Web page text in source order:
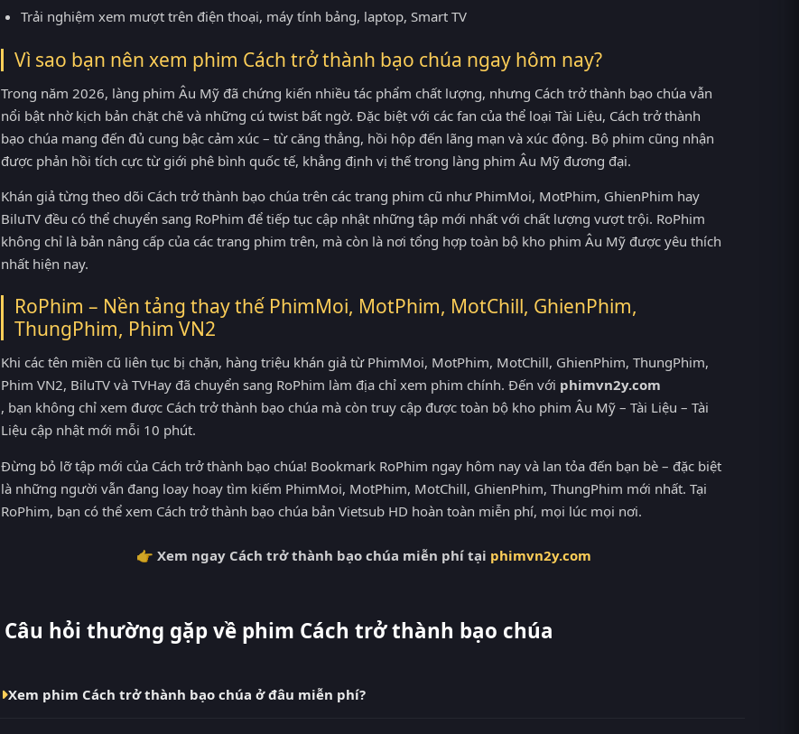
Trải nghiệm xem mượt trên điện thoại, máy tính bảng, laptop, Smart TV
Vì sao bạn nên xem phim Cách trở thành bạo chúa ngay hôm nay?
Trong năm 2026, làng phim Âu Mỹ đã chứng kiến nhiều tác phẩm chất lượng, nhưng Cách trở thành bạo chúa vẫn
nổi bật nhờ kịch bản chặt chẽ và những cú twist bất ngờ. Đặc biệt với các fan của thể loại Tài Liệu, Cách trở thành
bạo chúa mang đến đủ cung bậc cảm xúc – từ căng thẳng, hồi hộp đến lãng mạn và xúc động. Bộ phim cũng nhận
được phản hồi tích cực từ giới phê bình quốc tế, khẳng định vị thế trong làng phim Âu Mỹ đương đại.
Khán giả từng theo dõi Cách trở thành bạo chúa trên các trang phim cũ như PhimMoi, MotPhim, GhienPhim hay
BiluTV đều có thể chuyển sang RoPhim để tiếp tục cập nhật những tập mới nhất với chất lượng vượt trội. RoPhim
không chỉ là bản nâng cấp của các trang phim trên, mà còn là nơi tổng hợp toàn bộ kho phim Âu Mỹ được yêu thích
nhất hiện nay.
RoPhim – Nền tảng thay thế PhimMoi, MotPhim, MotChill, GhienPhim,
ThungPhim, Phim VN2
Khi các tên miền cũ liên tục bị chặn, hàng triệu khán giả từ PhimMoi, MotPhim, MotChill, GhienPhim, ThungPhim,
Phim VN2, BiluTV và TVHay đã chuyển sang RoPhim làm địa chỉ xem phim chính. Đến với phimvn2y.com
, bạn không chỉ xem được Cách trở thành bạo chúa mà còn truy cập được toàn bộ kho phim Âu Mỹ – Tài Liệu – Tài
Liệu cập nhật mới mỗi 10 phút.
Đừng bỏ lỡ tập mới của Cách trở thành bạo chúa! Bookmark RoPhim ngay hôm nay và lan tỏa đến bạn bè – đặc biệt
là những người vẫn đang loay hoay tìm kiếm PhimMoi, MotPhim, MotChill, GhienPhim, ThungPhim mới nhất. Tại
RoPhim, bạn có thể xem Cách trở thành bạo chúa bản Vietsub HD hoàn toàn miễn phí, mọi lúc mọi nơi.
👉 Xem ngay Cách trở thành bạo chúa miễn phí tại phimvn2y.com
Câu hỏi thường gặp về phim Cách trở thành bạo chúa
Xem phim Cách trở thành bạo chúa ở đâu miễn phí?